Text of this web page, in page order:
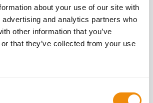
about your use of our site with
and analytics partners who
other information that you’ve
that they’ve collected from your use
OVER
VAN